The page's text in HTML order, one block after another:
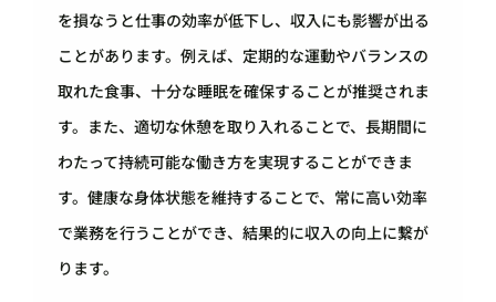
を損なうと仕事の効率が低下し、収入にも影響が出る
ことがあります。例えば、定期的な運動やバランスの
取れた食事、十分な睡眠を確保することが推奨されま
す。また、適切な休憩を取り入れることで、長期間に
わたって持続可能な働き方を実現することができま
す。健康な身体状態を維持することで、常に高い効率
で業務を行うことができ、結果的に収入の向上に繋が
ります。